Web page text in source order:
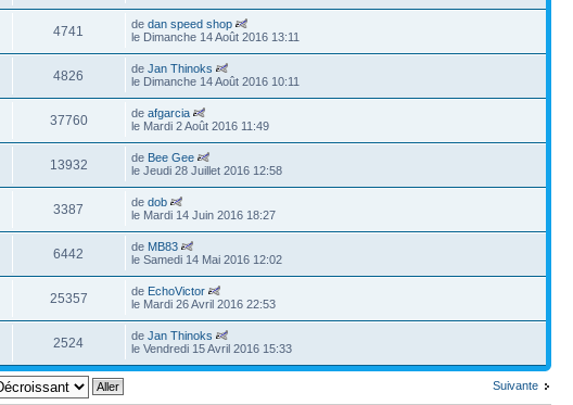
4741 dedan speed shop
le Dimanche 14 Août 2016 13:11
4826 deJan Thinoks
le Dimanche 14 Août 2016 10:11
37760 deafgarcia
le Mardi 2 Août 2016 11:49
13932 de Bee Gee
le Jeudi 28 Juillet 2016 12:58
3387 dedob
le Mardi 14 Juin 2016 18:27
6442 de MB83
le Samedi 14 Mai 2016 12:02
25357 de EchoVictor
le Mardi 26 Avril 2016 22:53
2524 deJan Thinoks
le Vendredi 15 Avril 2016 15:33
Suivante